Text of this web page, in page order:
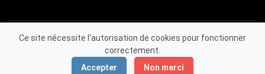
Ce site nécessite l'autorisation de cookies pour fonctionner
correctement.
Accepter
Non merci
© 2026 MALI ANNONCES. Tous droits réservés.